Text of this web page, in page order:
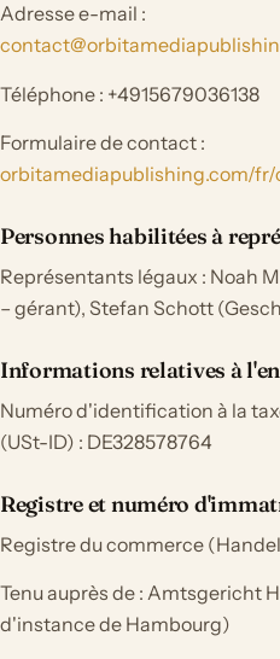
Adresse e-mail :
Téléphone : +4915679036138
Formulaire de contact :
orbitamediapublishing.com/
Personnes habilitées à
Représentants légaux : Noah
– gérant), Stefan Schott
Informations relatives à
Numéro d'identification à la
(USt-ID) : DE328578764
Registre et numéro
Registre du commerce
Tenu auprès de : Amtsgericht
d'instance de Hambourg)